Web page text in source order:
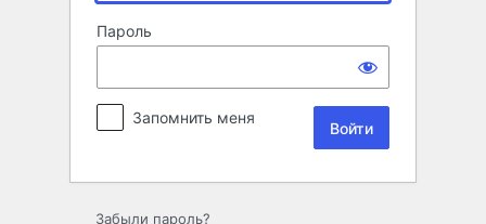
Пароль
Запомнить меня
Забыли пароль?